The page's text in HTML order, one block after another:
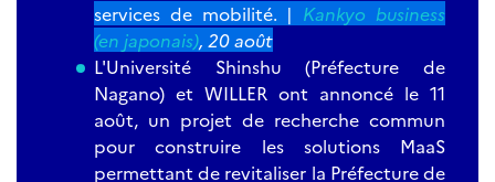
services de mobilité. | Kankyo business
(en japonais), 20 août
L'Université Shinshu (Préfecture de
Nagano) et WILLER ont annoncé le 11
août, un projet de recherche commun
pour construire les solutions MaaS
permettant de revitaliser la Préfecture de